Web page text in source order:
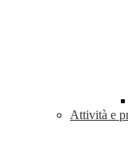
Attività e